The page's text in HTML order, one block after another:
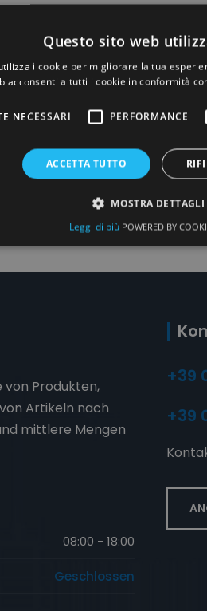
Produkten,
Artikeln nach
mittlere Mengen
08:00 - 18:00
Geschlossen
+39
+39
Questo sito web
i cookie per migliorare la tua
acconsenti a tutti i cookie in conformità
NECESSARI PERFORMANCE
ACCETTA TUTTO
MOSTRA DETTAGLI
Leggi di più POWERED BY